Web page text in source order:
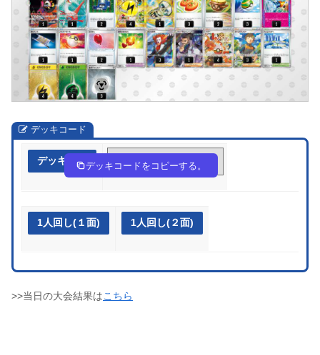
デッキコード
デッキ作成 QnLLnn-pZjhjG-ggLgN9
デッキコードをコピーする。
1人回し(１面) 1人回し(２面)
>>当日の大会結果はこちら